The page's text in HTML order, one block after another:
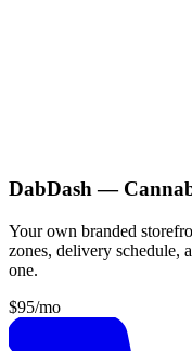
DabDash —
Your own branded
zones, delivery
one.
$95/mo